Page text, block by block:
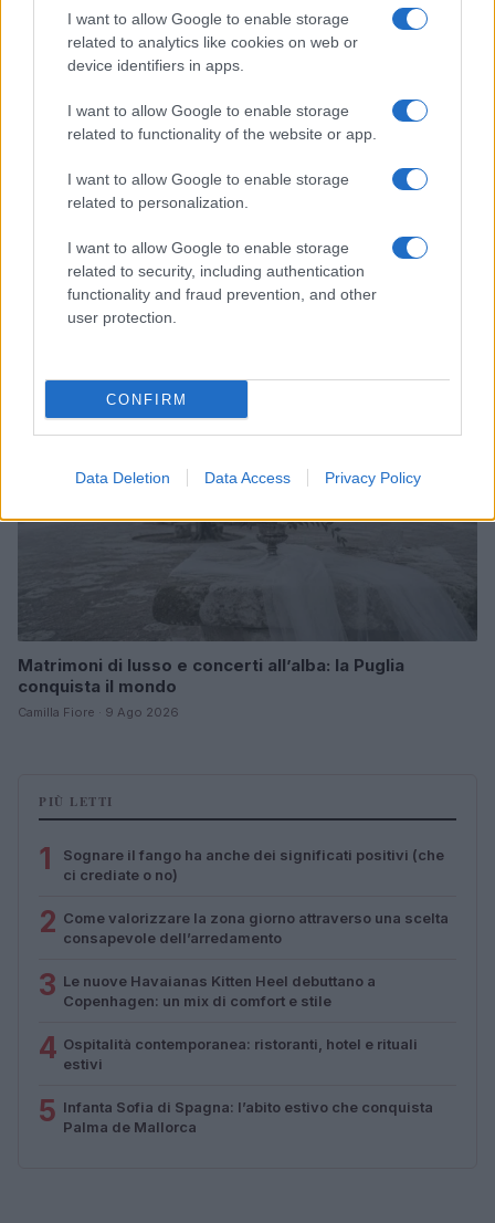
I want to allow Google to enable storage
related to analytics like cookies on web or
device identifiers in apps.
I want to allow Google to enable storage
related to functionality of the website or app.
I want to allow Google to enable storage
related to personalization.
I want to allow Google to enable storage
related to security, including authentication
functionality and fraud prevention, and other
user protection.
CONFIRM
Data Deletion Data Access Privacy Policy
Accessori IKEA per la cura delle piante: pratici e di
design
Camilla Fiore · 9 Ago 2026
Matrimoni di lusso e concerti all’alba: la Puglia
conquista il mondo
Camilla Fiore · 9 Ago 2026
PIÙ LETTI
1
Sognare il fango ha anche dei significati positivi (che
ci crediate o no)
2 Come valorizzare la zona giorno attraverso una scelta
consapevole dell’arredamento
3 Le nuove Havaianas Kitten Heel debuttano a
Copenhagen: un mix di comfort e stile
4 Ospitalità contemporanea: ristoranti, hotel e rituali
estivi
5 Infanta Sofia di Spagna: l’abito estivo che conquista
Palma de Mallorca